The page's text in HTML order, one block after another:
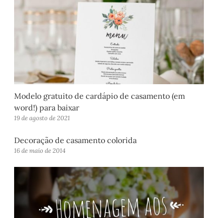
Modelo gratuito de cardápio de casamento (em
word!) para baixar
19 de agosto de 2021
Decoração de casamento colorida
16 de maio de 2014